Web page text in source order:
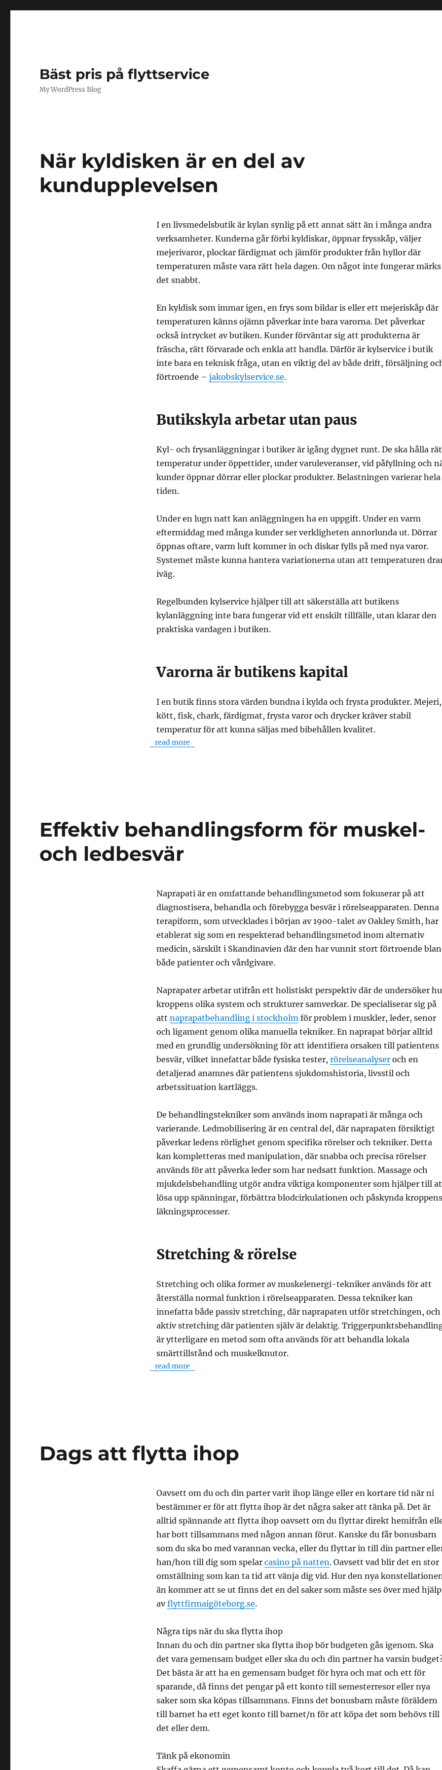
Bäst pris på flyttservice
My WordPress Blog
När kyldisken är en del av
kundupplevelsen
I en livsmedelsbutik är kylan synlig på ett annat sätt än i många andra
verksamheter. Kunderna går förbi kyldiskar, öppnar frysskåp, väljer
mejerivaror, plockar färdigmat och jämför produkter från hyllor där
temperaturen måste vara rätt hela dagen. Om något inte fungerar märks
det snabbt.
En kyldisk som immar igen, en frys som bildar is eller ett mejeriskåp där
temperaturen känns ojämn påverkar inte bara varorna. Det påverkar
också intrycket av butiken. Kunder förväntar sig att produkterna är
fräscha, rätt förvarade och enkla att handla. Därför är kylservice i butik
inte bara en teknisk fråga, utan en viktig del av både drift, försäljning
förtroende – jakobskylservice.se.
Butikskyla arbetar utan paus
Kyl- och frysanläggningar i butiker är igång dygnet runt. De ska hålla
temperatur under öppettider, under varuleveranser, vid påfyllning och
kunder öppnar dörrar eller plockar produkter. Belastningen varierar hela
tiden.
Under en lugn natt kan anläggningen ha en uppgift. Under en varm
eftermiddag med många kunder ser verkligheten annorlunda ut. Dörrar
öppnas oftare, varm luft kommer in och diskar fylls på med nya varor.
Systemet måste kunna hantera variationerna utan att temperaturen
iväg.
Regelbunden kylservice hjälper till att säkerställa att butikens
kylanläggning inte bara fungerar vid ett enskilt tillfälle, utan klarar den
praktiska vardagen i butiken.
Varorna är butikens kapital
I en butik finns stora värden bundna i kylda och frysta produkter. Mejeri,
kött, fisk, chark, färdigmat, frysta varor och drycker kräver stabil
temperatur för att kunna säljas med bibehållen kvalitet.
read more
Effektiv behandlingsform för muskel-
och ledbesvär
Naprapati är en omfattande behandlingsmetod som fokuserar på att
diagnostisera, behandla och förebygga besvär i rörelseapparaten. Denna
terapiform, som utvecklades i början av 1900-talet av Oakley Smith, har
etablerat sig som en respekterad behandlingsmetod inom alternativ
medicin, särskilt i Skandinavien där den har vunnit stort förtroende
både patienter och vårdgivare.
Naprapater arbetar utifrån ett holistiskt perspektiv där de undersöker
kroppens olika system och strukturer samverkar. De specialiserar sig på
att naprapatbehandling i stockholmför problem i muskler, leder, senor
och ligament genom olika manuella tekniker. En naprapat börjar alltid
med en grundlig undersökning för att identifiera orsaken till patientens
besvär, vilket innefattar både fysiska tester, rörelseanalyseroch en
detaljerad anamnes där patientens sjukdomshistoria, livsstil och
arbetssituation kartläggs.
De behandlingstekniker som används inom naprapati är många och
varierande. Ledmobilisering är en central del, där naprapaten försiktigt
påverkar ledens rörlighet genom specifika rörelser och tekniker. Detta
kan kompletteras med manipulation, där snabba och precisa rörelser
används för att påverka leder som har nedsatt funktion. Massage och
mjukdelsbehandling utgör andra viktiga komponenter som hjälper till
lösa upp spänningar, förbättra blodcirkulationen och påskynda kroppens
läkningsprocesser.
Stretching & rörelse
Stretching och olika former av muskelenergi-tekniker används för att
återställa normal funktion i rörelseapparaten. Dessa tekniker kan
innefatta både passiv stretching, där naprapaten utför stretchingen, och
aktiv stretching där patienten själv är delaktig.
är ytterligare en metod som ofta används för att behandla lokala
smärttillstånd och muskelknutor.
read more
Dags att flytta ihop
Oavsett om du och din parter varit ihop länge eller en kortare tid när ni
bestämmer er för att flytta ihop är det några saker att tänka på. Det är
alltid spännande att flytta ihop oavsett om du flyttar direkt hemifrån
har bott tillsammans med någon annan förut. Kanske du får bonusbarn
som du ska bo med varannan vecka, eller du flyttar in till din partner
han/hon till dig som spelar casino på natten. Oavsett vad blir det en stor
omställning som kan ta tid att vänja dig vid. Hur den nya
än kommer att se ut finns det en del saker som måste ses över med hjälp
avflyttfirmaigöteborg.se.
Några tips när du ska flytta ihop
Innan du och din partner ska flytta ihop bör budgeten gås igenom. Ska
det vara gemensam budget eller ska du och din partner ha varsin
Det bästa är att ha en gemensam budget för hyra och mat och ett för
sparande, då finns det pengar på ett konto till semesterresor eller nya
saker som ska köpas tillsammans. Finns det bonusbarn måste föräldern
till barnet ha ett eget konto till barnet/n för att köpa det som behövs till
det eller dem.
Tänk på ekonomin